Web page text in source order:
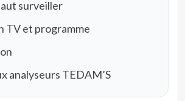
surveiller
TV et programme
analyseurs TEDAM’S